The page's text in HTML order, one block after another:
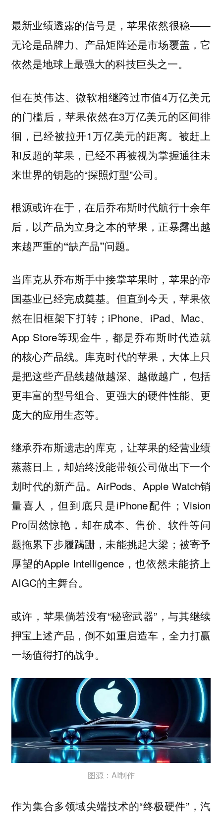
最新业绩透露的信号是，苹果依然很稳——
无论是品牌力、产品矩阵还是市场覆盖，它
依然是地球上最强大的科技巨头之一。
但在英伟达、微软相继跨过市值4万亿美元
的门槛后，苹果依然在3万亿美元的区间徘
徊，已经被拉开1万亿美元的距离。被赶上
和反超的苹果，已经不再被视为掌握通往未
来世界的钥匙的“探照灯型”公司。
根源或许在于，在后乔布斯时代航行十余年
后， 以产品为立身之本的苹果，正暴露出越
来越严重的“缺产品”问题。
当库克从乔布斯手中接掌苹果时，苹果的帝
国基业已经完成奠基。但直到今天，苹果依
然在旧框架下打转；iPhone、iPad、Mac、
App Store等现金牛，都是乔布斯时代造就
的核心产品线。库克时代的苹果，大体上只
是把这些产品线越做越深、越做越广，包括
更丰富的型号组合、更强大的硬件性能、更
庞大的应用生态等。
继承乔布斯遗志的库克，让苹果的经营业绩
蒸蒸日上，却始终没能带领公司做出下一个
划时代的新产品。AirPods、Apple Watch销
量喜人，但到底只是iPhone配件；Vision
Pro固然惊艳，却在成本、售价、软件等问
题拖累下步履蹒跚，未能挑起大梁；被寄予
厚望的Apple Intelligence，也依然未能挤上
AIGC的主舞台。
或许，苹果倘若没有“秘密武器”，与其继续
押宝上述产品，倒不如重启造车，全力打赢
一场值得打的战争。
图源：AI制作
作为集合多领域尖端技术的“终极硬件”，汽